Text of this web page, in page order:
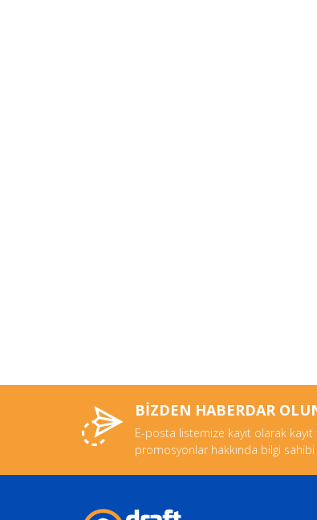
BİZDEN HABERDAR
E-posta listemize kayıt olarak
promosyonlar hakkında bilgi sahibi